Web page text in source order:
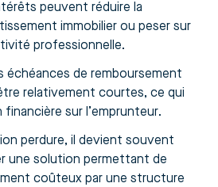
peuvent réduire la
immobilier ou peser sur
professionnelle.
échéances de remboursement
relativement courtes, ce qui
sur l’emprunteur.
perdure, il devient souvent
une solution permettant de
coûteux par une structure